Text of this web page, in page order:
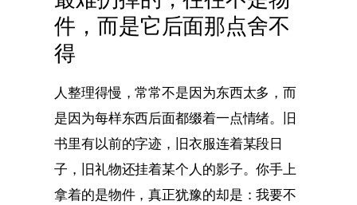
件，而是它后面那点舍不
得
人整理得慢，常常不是因为东西太多，而
是因为每样东西后面都缀着一点情绪。旧
书里有以前的字迹，旧衣服连着某段日
子，旧礼物还挂着某个人的影子。你手上
拿着的是物件，真正犹豫的却是：我要不